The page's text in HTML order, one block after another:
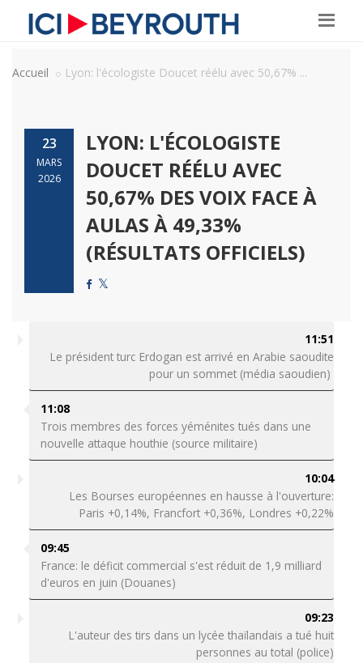
Accueil Lyon: l'écologiste Doucet réélu avec 50,67% ...
23
MARS
2026
LYON: L'ÉCOLOGISTE
DOUCET RÉÉLU AVEC
50,67% DES VOIX FACE À
AULAS À 49,33%
(RÉSULTATS OFFICIELS)
11:51
Le président turc Erdogan est arrivé en Arabie saoudite
pour un sommet (média saoudien)
11:08
Trois membres des forces yéménites tués dans une
nouvelle attaque houthie (source militaire)
10:04
Les Bourses européennes en hausse à l'ouverture:
Paris +0,14%, Francfort +0,36%, Londres +0,22%
09:45
France: le déficit commercial s'est réduit de 1,9 milliard
d'euros en juin (Douanes)
09:23
L'auteur des tirs dans un lycée thaïlandais a tué huit
personnes au total (police)